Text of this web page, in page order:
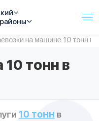
на машине 10 тонн в
10 тонн в
10 тонн в